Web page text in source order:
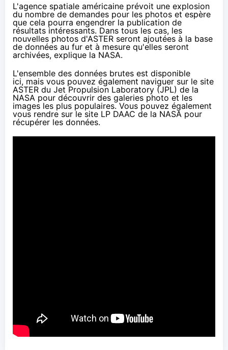
L'agence spatiale américaine prévoit une explosion
du nombre de demandes pour les photos et espère
que cela pourra engendrer la publication de
résultats intéressants. Dans tous les cas, les
nouvelles photos d'ASTER seront ajoutées à la base
de données au fur et à mesure qu'elles seront
archivées, explique la NASA.
L'ensemble des données brutes est disponible
ici, mais vous pouvez également naviguer sur le site
ASTER du Jet Propulsion Laboratory (JPL) de la
NASA pour découvrir des galeries photo et les
images les plus populaires. Vous pouvez également
vous rendre surle site LP DAAC de la NASA pour
récupérer les données.